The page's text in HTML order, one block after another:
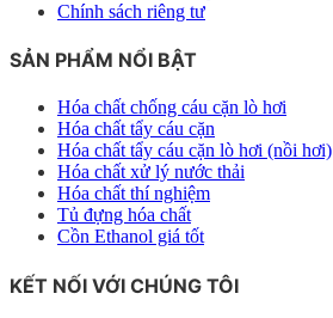
Chính sách riêng tư
SẢN PHẨM NỔI BẬT
Hóa chất chống cáu cặn lò hơi
Hóa chất tẩy cáu cặn
Hóa chất tẩy cáu cặn lò hơi (nồi hơi)
Hóa chất xử lý nước thải
Hóa chất thí nghiệm
Tủ đựng hóa chất
Cồn Ethanol giá tốt
KẾT NỐI VỚI CHÚNG TÔI